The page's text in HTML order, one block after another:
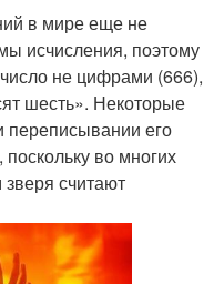
в мире еще не
исчисления, поэтому
не цифрами (666),
шесть». Некоторые
переписывании его
поскольку во многих
считают